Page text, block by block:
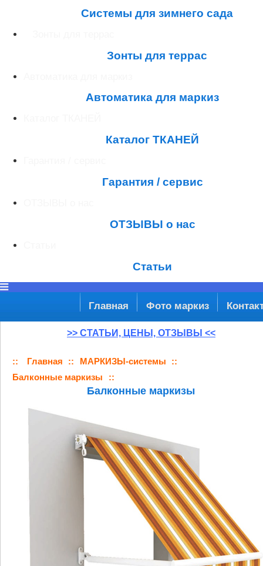
Системы для зимнего сада
Зонты для террас
Автоматика для маркиз
Каталог ТКАНЕЙ
Гарантия / сервис
ОТЗЫВЫ о нас
Статьи
Главная Фото маркиз
>> СТАТЬИ, ЦЕНЫ, ОТЗЫВЫ <<
:: Главная :: МАРКИЗЫ-системы
::
Балконные маркизы
::
Балконные маркизы